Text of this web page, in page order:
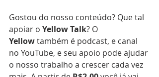
Gostou do nosso conteúdo? Que tal
apoiar o Yellow Talk? O
Yellow também é podcast, e canal
no YouTube, e seu apoio pode ajudar
o nosso trabalho a crescer cada vez